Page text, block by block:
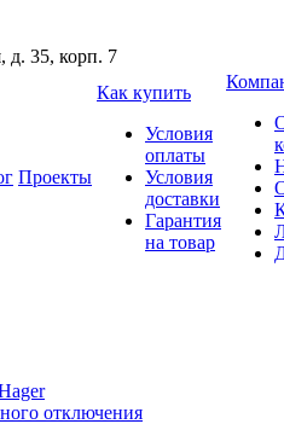
д. 35, корп. 7
Проекты
Как купить
Условия
оплаты
Условия
доставки
Гарантия
на товар
отключения